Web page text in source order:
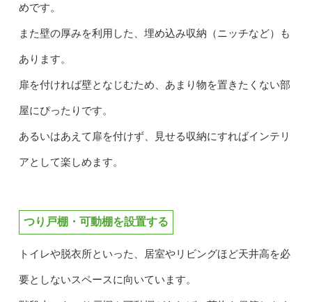
めです。
また壁の厚みを利用した、埋め込み収納（ニッチなど）も
あります。
扉を付ければ壁となじむため、あまり物を置きたくない部
屋にぴったりです。
あるいはあえて扉を付けず、見せる収納にすればインテリ
アとして楽しめます。
つり戸棚・可動棚を設置する
トイレや脱衣所といった、居室やリビングほど天井高を必
要としないスペースに向いています。